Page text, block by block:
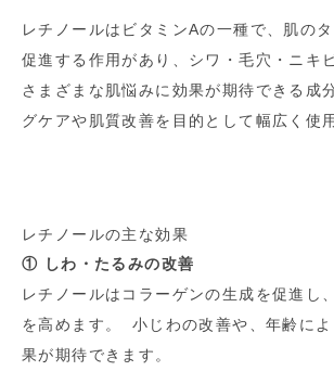
レチノールはビタミンAの一種で、肌の
促進する作用があり、シワ・毛穴・ニキ
さまざまな肌悩みに効果が期待できる成
グケアや肌質改善を目的として幅広く使
レチノールの主な効果
① しわ・たるみの改善
レチノールはコラーゲンの生成を促進し
を高めます。 小じわの改善や、年齢に
果が期待できます。